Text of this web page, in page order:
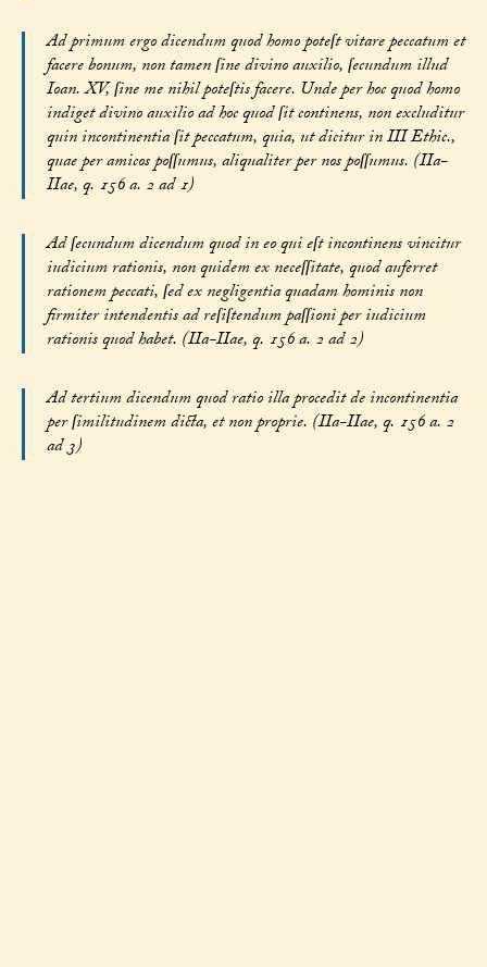
Ad primum ergo dicendum quod homo poteſt vitare peccatum et
facere bonum, non tamen ſine divino auxilio, ſecundum illud
Ioan. XV, ſine me nihil poteſtis facere. Unde per hoc quod homo
indiget divino auxilio ad hoc quod ſit continens, non excluditur
quin incontinentia ſit peccatum, quia, ut dicitur in III Ethic.,
quae per amicos poſſumus, aliqualiter per nos poſſumus. (IIa-
IIae, q. 156 a. 2 ad 1)
Ad ſecundum dicendum quod in eo qui eſt incontinens vincitur
iudicium rationis, non quidem ex neceſſitate, quod auferret
rationem peccati, ſed ex negligentia quadam hominis non
firmiter intendentis ad reſiſtendum paſſioni per iudicium
rationis quod habet. (IIa-IIae, q. 156 a. 2 ad 2)
Ad tertium dicendum quod ratio illa procedit de incontinentia
per ſimilitudinem dicta, et non proprie. (IIa-IIae, q. 156 a. 2
ad 3)